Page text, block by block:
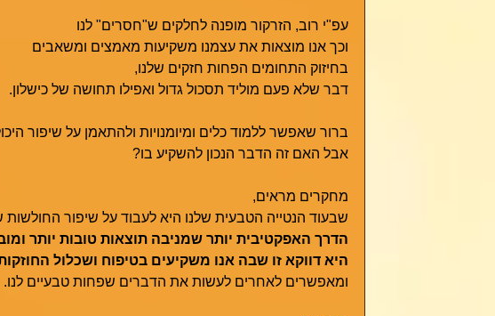
עפ"י רוב, הזרקור מופנה לחלקים ש"חסרים" לנו
וכך אנו מוצאות את עצמנו משקיעות מאמצים ומשאבים
בחיזוק התחומים הפחות חזקים שלנו,
דבר שלא פעם מוליד תסכול גדול ואפילו תחושה של כישלון.
ברור שאפשר ללמוד כלים ומיומנויות ולהתאמן על שיפור
אבל האם זה הדבר הנכון להשקיע בו?
מחקרים מראים,
שבעוד הנטייה הטבעית שלנו היא לעבוד על שיפור החולשות
הדרך האפקטיבית יותר שמניבה תוצאות טובות יותר
היא דווקא זו שבה אנו משקיעים בטיפוח ושכלול
ומאפשרים לאחרים לעשות את הדברים שפחות טבעיים לנו.